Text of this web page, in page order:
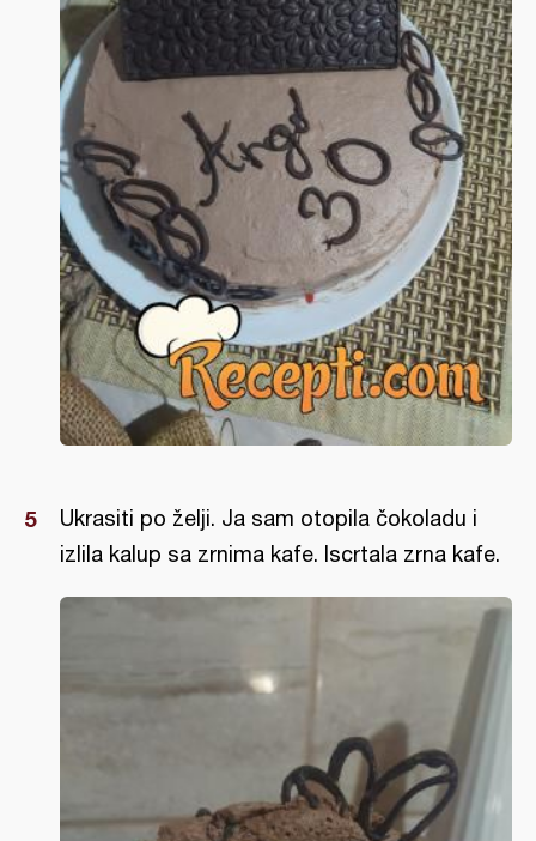
Ukrasiti po želji. Ja sam otopila čokoladu i
izlila kalup sa zrnima kafe. Iscrtala zrna kafe.